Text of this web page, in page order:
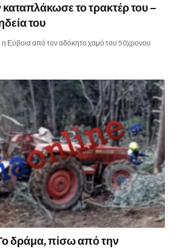
το τρακτέρ του –
του
η Εύβοια από τον αδόκητο χαμό του 50χρονου
δράμα, πίσω από την